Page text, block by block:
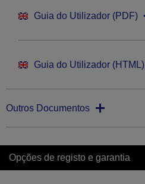
Guia do Utilizador (PDF)
Guia do Utilizador (HTML)
Outros Documentos
Opções de registo e garantia